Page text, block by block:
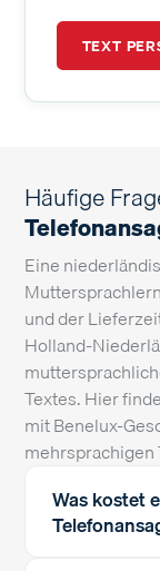
TEXT
Häufige
Eine
und der
Holland-
Textes. Hier
mit Benelux-
mehrsprachigen
Was kostet